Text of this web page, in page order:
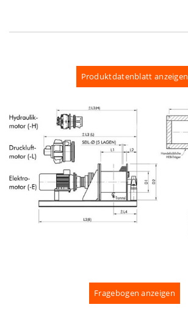
Produktdatenblatt anzeigen
Fragebogen anzeigen